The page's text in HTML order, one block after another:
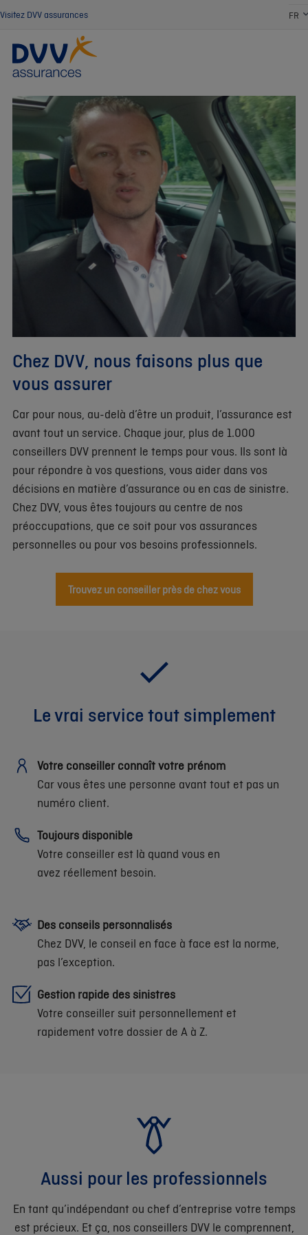
Visitez DVV assurances FR
Chez DVV, nous faisons plus que
vous assurer
Car pour nous, au-delà d’être un produit, l’assurance est
avant tout un service. Chaque jour, plus de 1.000
conseillers DVV prennent le temps pour vous. Ils sont là
pour répondre à vos questions, vous aider dans vos
décisions en matière d’assurance ou en cas de sinistre.
Chez DVV, vous êtes toujours au centre de nos
préoccupations, que ce soit pour vos assurances
personnelles ou pour vos besoins professionnels.
Trouvez un conseiller près de chez vous
Le vrai service tout simplement
Votre conseiller connaît votre prénom
Car vous êtes une personne avant tout et pas un
numéro client.
Toujours disponible
Votre conseiller est là quand vous en
avez réellement besoin.
Des conseils personnalisés
Chez DVV, le conseil en face à face est la norme,
pas l’exception.
Gestion rapide des sinistres
Votre conseiller suit personnellement et
rapidement votre dossier de A à Z.
Aussi pour les professionnels
En tant qu’indépendant ou chef d’entreprise votre temps
est précieux. Et ça, nos conseillers DVV le comprennent,